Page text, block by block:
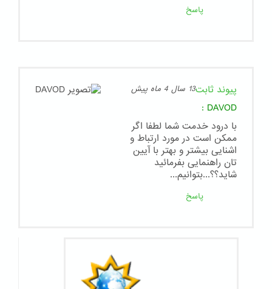
پاسخ
پیوند ثابت13 سال 4 ماه پیش
DAVOD
:
با درود خدمت شما لطفا اگر
ممکن است در مورد ارتباط و
اشنایی بیشتر و بهتر با آیین
تان راهنمایی بفرمائید
شاید؟؟...بتوانیم...
پاسخ